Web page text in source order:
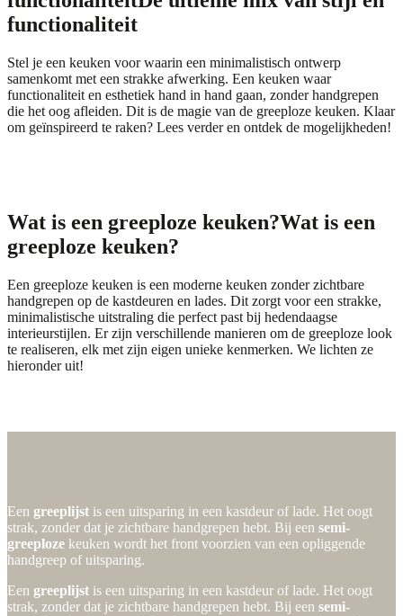
functionaliteit
Stel je een keuken voor waarin een minimalistisch ontwerp
samenkomt met een strakke afwerking. Een keuken waar
functionaliteit en esthetiek hand in hand gaan, zonder handgrepen
die het oog afleiden. Dit is de magie van de greeploze keuken. Klaar
om geïnspireerd te raken? Lees verder en ontdek de mogelijkheden!
Wat is een greeploze keuken?Wat is een
greeploze keuken?
Een greeploze keuken is een moderne keuken zonder zichtbare
handgrepen op de kastdeuren en lades. Dit zorgt voor een strakke,
minimalistische uitstraling die perfect past bij hedendaagse
interieurstijlen. Er zijn verschillende manieren om de greeploze look
te realiseren, elk met zijn eigen unieke kenmerken. We lichten ze
hieronder uit!
Soorten greeploze keukensSoorten greeploze keukens
Een greeplijst is een uitsparing in een kastdeur of lade. Het oogt
strak, zonder dat je zichtbare handgrepen hebt. Bij een semi-
greeploze keuken wordt het front voorzien van een opliggende
handgreep of uitsparing.
Een greeplijst is een uitsparing in een kastdeur of lade. Het oogt
strak, zonder dat je zichtbare handgrepen hebt. Bij een semi-